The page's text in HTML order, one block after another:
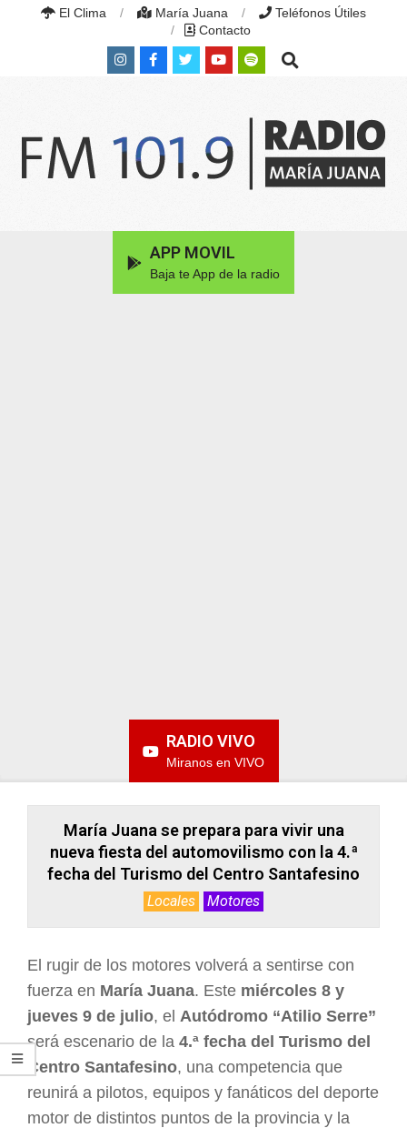
El Clima María Juana
Teléfonos Útiles
Contacto
Search
APP MOVIL
Baja te App de la radio
RADIO VIVO
Miranos en VIVO
María Juana se prepara para vivir una
nueva fiesta del automovilismo con la 4.ª
fecha del Turismo del Centro Santafesino
Locales Motores
El rugir de los motores volverá a sentirse con
fuerza en María Juana. Este miércoles 8 y
jueves 9 de julio, el Autódromo “Atilio Serre”
será escenario de la 4.ª fecha del Turismo del
Centro Santafesino, una competencia que
reunirá a pilotos, equipos y fanáticos del deporte
motor de distintos puntos de la provincia y la